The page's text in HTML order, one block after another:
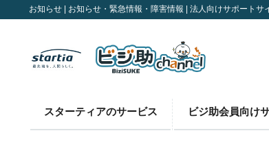
お知らせ | お知らせ・緊急情報・障害情報 | 法人向けサポートサ
スターティアのサービス ビジ助会員向け